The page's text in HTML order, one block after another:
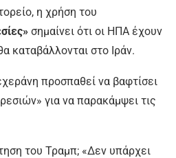
η χρήση του
σημαίνει ότι οι ΗΠΑ έχουν
καταβάλλονται στο Ιράν.
προσπαθεί να βαφτίσει
για να παρακάμψει τις
του Τραμπ; «Δεν υπάρχει